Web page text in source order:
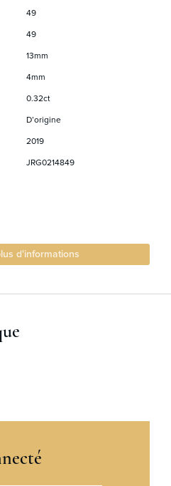
49
49
13mm
4mm
0.32ct
D’origine
2019
JRG0214849
d'informations